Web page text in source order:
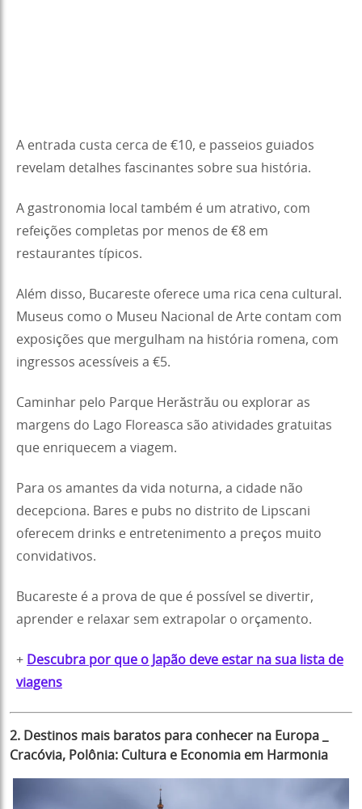
A entrada custa cerca de €10, e passeios guiados
revelam detalhes fascinantes sobre sua história.
A gastronomia local também é um atrativo, com
refeições completas por menos de €8 em
restaurantes típicos.
Além disso, Bucareste oferece uma rica cena cultural.
Museus como o Museu Nacional de Arte contam com
exposições que mergulham na história romena, com
ingressos acessíveis a €5.
Caminhar pelo Parque Herăstrău ou explorar as
margens do Lago Floreasca são atividades gratuitas
que enriquecem a viagem.
Para os amantes da vida noturna, a cidade não
decepciona. Bares e pubs no distrito de Lipscani
oferecem drinks e entretenimento a preços muito
convidativos.
Bucareste é a prova de que é possível se divertir,
aprender e relaxar sem extrapolar o orçamento.
+ Descubra por que o Japão deve estar na sua lista de
viagens
2. Destinos mais baratos para conhecer na Europa
Cracóvia, Polônia: Cultura e Economia em Harmonia